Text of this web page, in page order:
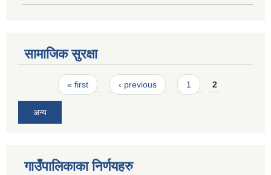
सामाजिक सुरक्षा
Pages« first ‹ previous 1 2
अन्य
गाउँपालिकाका निर्णयहरु